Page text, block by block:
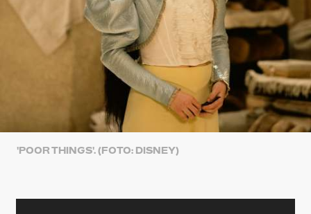
'POOR THINGS'. (FOTO: DISNEY)